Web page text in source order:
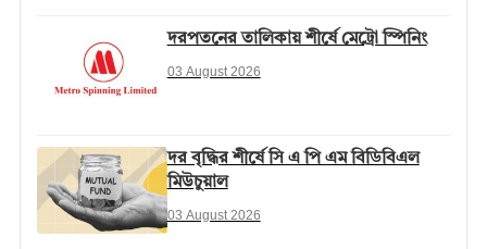
দরপতনের তালিকায় শীর্ষে মেট্রো স্পিনিং
03 August 2026
দর বৃদ্ধির শীর্ষে সি এ পি এম বিডিবিএল
মিউচুয়াল
03 August 2026